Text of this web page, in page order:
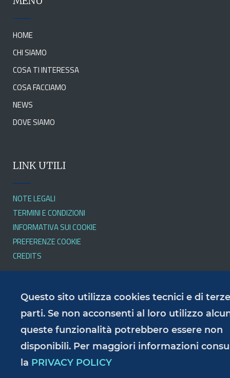
HOME
CHI SIAMO
COSA TI INTERESSA
COSA FACCIAMO
NEWS
DOVE SIAMO
LINK UTILI
NOTE LEGALI
TERMINI E CONDIZIONI
INFORMATIVA SUI COOKIE
PREFERENZE COOKIE
CREDITS
SERVIZI
PRIVACY POLICY
RESPONSABILE DELLA PUBBLICAZIONE
ACCESSIBILITÀ
Questo sito utilizza cookies tecnici e di terze
parti. Se non acconsenti al loro utilizzo
queste funzionalità potrebbero essere non
disponibili. Per maggiori informazioni
la PRIVACY POLICY